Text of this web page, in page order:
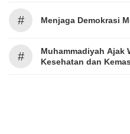
# Menjaga Demokrasi
#
Muhammadiyah Ajak
Kesehatan dan